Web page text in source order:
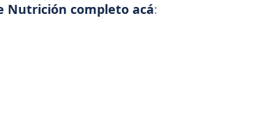
Nutrición completo acá: